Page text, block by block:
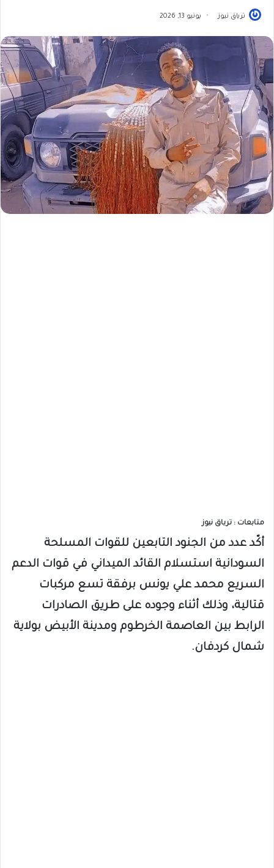
ترياق نيوز يونيو 13, 2026
متابعات : ترياق نيوز
أكّد عدد من الجنود التابعين للقوات المسلحة
السودانية استسلام القائد الميداني في قوات الدعم
السريع محمد علي يونس برفقة تسع مركبات
قتالية، وذلك أثناء وجوده على طريق الصادرات
الرابط بين العاصمة الخرطوم ومدينة الأبيض بولاية
شمال كردفان.